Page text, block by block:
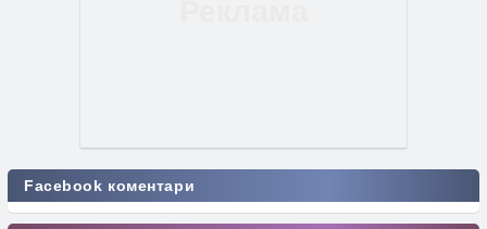
Facebook коментари